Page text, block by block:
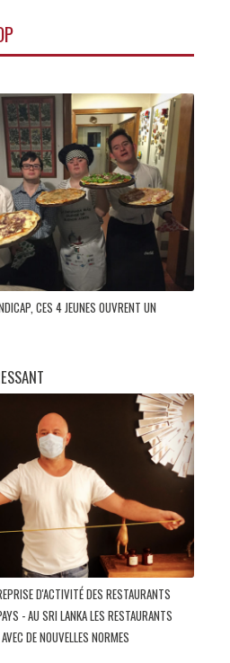
CES 4 JEUNES OUVRENT UN
D'ACTIVITÉ DES RESTAURANTS
- AU SRI LANKA LES RESTAURANTS
DE NOUVELLES NORMES